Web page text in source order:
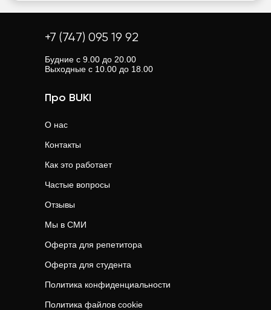
+7 (747) 095 19 92
Будние с 9.00 до 20.00
Выходные с 10.00 до 18.00
Про BUKI
О нас
Контакты
Как это работает
Частые вопросы
Отзывы
Мы в СМИ
Оферта для репетитора
Оферта для студента
Политика конфиденциальности
Политика файлов cookie